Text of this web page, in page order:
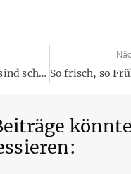
Frühlingsblüher sind schön anzusehen – und nützlich für Insekten